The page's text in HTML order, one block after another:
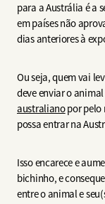
para a Austrália é a
em países não
dias anteriores à
Ou seja, quem vai
deve enviar o
australianopor pelo
possa entrar na
Isso encarece e
bichinho, e
entre o animal e